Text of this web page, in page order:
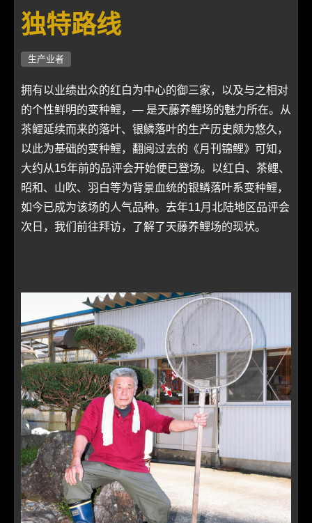
独特路线
生产业者
拥有以业绩出众的红白为中心的御三家，以及与之相对
的个性鲜明的变种鲤，― 是天藤养鲤场的魅力所在。从
茶鲤延续而来的落叶、银鳞落叶的生产历史颇为悠久，
以此为基础的变种鲤，翻阅过去的《月刊锦鲤》可知，
大约从15年前的品评会开始便已登场。以红白、茶鲤、
昭和、山吹、羽白等为背景血统的银鳞落叶系变种鲤，
如今已成为该场的人气品种。去年11月北陆地区品评会
次日，我们前往拜访，了解了天藤养鲤场的现状。